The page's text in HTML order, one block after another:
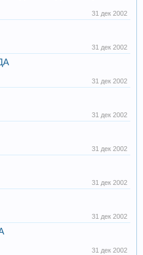
31 дек 2002
31 дек 2002
31 дек 2002
31 дек 2002
31 дек 2002
31 дек 2002
31 дек 2002
31 дек 2002